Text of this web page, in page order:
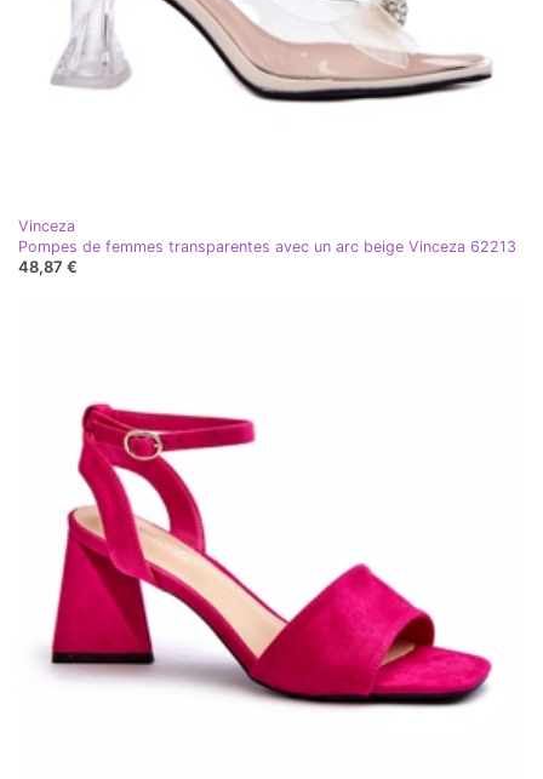
Vinceza
Pompes de femmes transparentes avec un arc beige Vinceza 62213
48,87 €